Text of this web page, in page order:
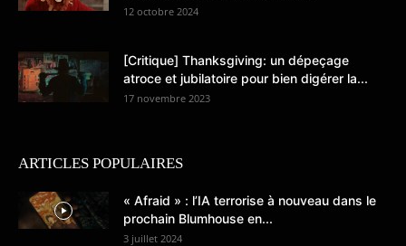
12 octobre 2024
[Critique] Thanksgiving: un dépeçage
atroce et jubilatoire pour bien digérer la...
17 novembre 2023
ARTICLES POPULAIRES
« Afraid » : l’IA terrorise à nouveau dans le
prochain Blumhouse en...
3 juillet 2024